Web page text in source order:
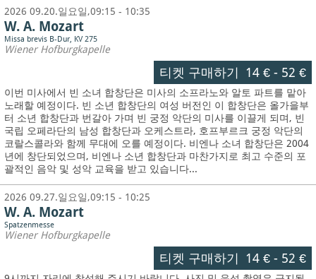
2026 09.20.일요일,09:15 - 10:35
W. A. Mozart
Missa brevis B-Dur, KV 275
Wiener Hofburgkapelle
티켓 구매하기 14 €- 52 €
이번 미사에서 빈 소녀 합창단은 미사의 소프라노와 알토 파트를 맡아
노래할 예정이다. 빈 소년 합창단의 여성 버전인 이 합창단은 올가을부
터 소년 합창단과 번갈아 가며 빈 궁정 악단의 미사를 이끌게 되며, 빈
국립 오페라단의 남성 합창단과 오케스트라, 호프부르크 궁정 악단의
코랄스콜라와 함께 무대에 오를 예정이다. 비엔나 소녀 합창단은 2004
년에 창단되었으며, 비엔나 소년 합창단과 마찬가지로 최고 수준의 포
괄적인 음악 및 성악 교육을 받고 있습니다...
2026 09.27.일요일,09:15 - 10:25
W. A. Mozart
Spatzenmesse
Wiener Hofburgkapelle
티켓 구매하기 14 €- 52 €